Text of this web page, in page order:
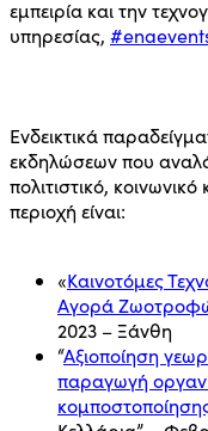
εμπειρία και την
υπηρεσίας,
Ενδεικτικά
εκδηλώσεων που
πολιτιστικό,
περιοχή είναι:
«Καινοτόμες
Αγορά
2023 – Ξάνθη
“Αξιοποίηση
παραγωγή